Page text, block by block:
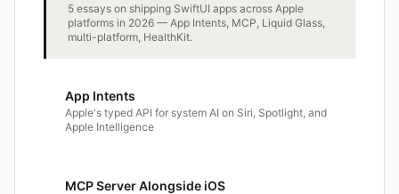
5 essays on shipping SwiftUI apps across Apple
platforms in 2026 — App Intents, MCP, Liquid Glass,
multi-platform, HealthKit.
App Intents
Apple's typed API for system AI on Siri, Spotlight, and
Apple Intelligence
MCP Server Alongside iOS